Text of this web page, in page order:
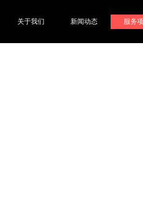
关于我们 新闻动态 服务